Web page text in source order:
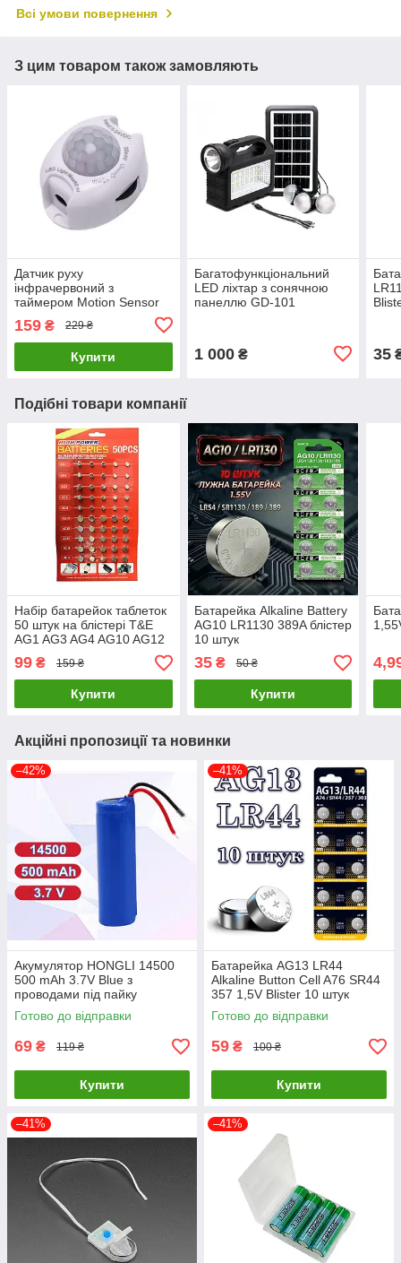
Всі умови повернення
З цим товаром також замовляють
Датчик руху
інфрачервоний з
таймером Motion Sensor
159 ₴ 229 ₴
Купити
Багатофункціональний
LED ліхтар з сонячною
панеллю GD-101
1 000₴ 35
Подібні товари компанії
Набір батарейок таблеток
50 штук на блістері T&E
AG1 AG3 AG4 AG10 AG12
AG13
99 ₴ 159 ₴
Купити
Батарейка Alkaline Battery
AG10 LR1130 389A блістер
10 штук
35₴ 50 ₴
Купити
Акційні пропозиції та новинки
–42%
Акумулятор HONGLI 14500
500 mAh 3.7V Blue з
проводами під пайку
Готово до відправки
69 ₴ 119 ₴
Купити
–41%
Батарейка AG13 LR44
Alkaline Button Cell A76 SR44
357 1,5V Blister 10 штук
Готово до відправки
59 ₴ 100 ₴
Купити
–41% –41%